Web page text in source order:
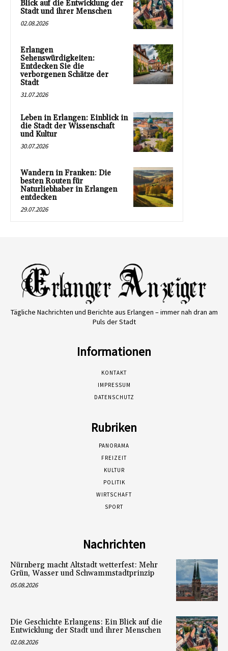
Blick auf die Entwicklung der
Stadt und ihrer Menschen
02.08.2026
Erlangen
Sehenswürdigkeiten:
Entdecken Sie die
verborgenen Schätze der
Stadt
31.07.2026
Leben in Erlangen: Einblick in
die Stadt der Wissenschaft
und Kultur
30.07.2026
Wandern in Franken: Die
besten Routen für
Naturliebhaber in Erlangen
entdecken
29.07.2026
Tägliche Nachrichten und Berichte aus Erlangen – immer nah dran am
Puls der Stadt
Informationen
KONTAKT
IMPRESSUM
DATENSCHUTZ
Rubriken
PANORAMA
FREIZEIT
KULTUR
POLITIK
WIRTSCHAFT
SPORT
Nachrichten
Nürnberg macht Altstadt wetterfest: Mehr
Grün, Wasser und Schwammstadtprinzip
05.08.2026
Die Geschichte Erlangens: Ein Blick auf die
Entwicklung der Stadt und ihrer Menschen
02.08.2026